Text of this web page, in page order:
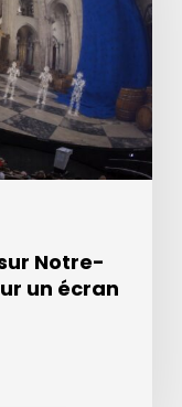
Notre-
un écran